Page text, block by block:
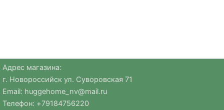
Адрес магазина:
г. Новороссийск ул. Суворовская 71
Email: huggehome_nv@mail.ru
Телефон: +79184756220